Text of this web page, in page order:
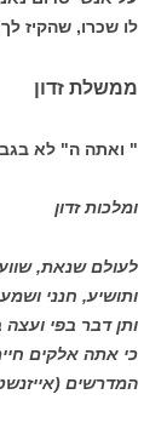
לו שכרו, שהקיז
ממשלת זדון
" ואתה ה" לא
ומלכות זדון
לעולם שנאת,
ותושיע, חנני
ותן דבר בפי ועצה
כי אתה אלקים
המדרשים